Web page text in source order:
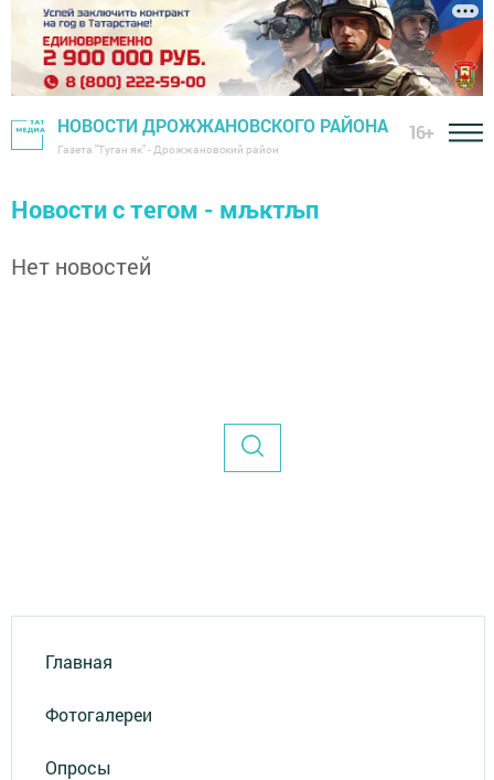
НОВОСТИ ДРОЖЖАНОВСКОГО РАЙОНА
Газета "Туган як" - Дрожжановский район
16+
Новости с тегом - мљктљп
Нет новостей
Главная
Фотогалереи
Опросы